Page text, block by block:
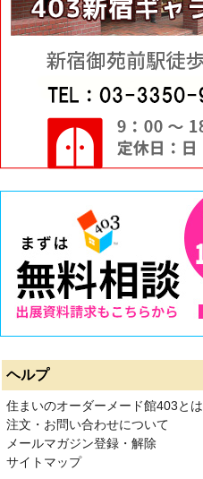
ヘルプ
住まいのオーダーメード館403とは
注文・お問い合わせについて
メールマガジン登録・解除
サイトマップ